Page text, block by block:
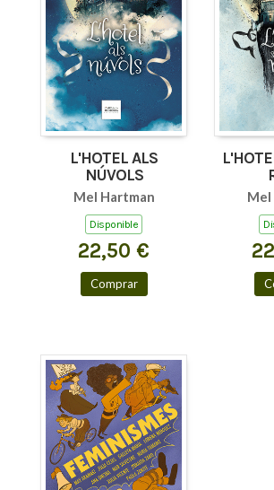
L'HOTEL ALS
NÚVOLS
Mel Hartman
Disponible
22,50 €
Comprar
Mel